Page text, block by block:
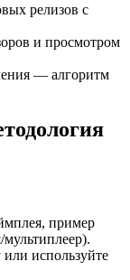
релизов с
и просмотром
— алгоритм
пример
используйте